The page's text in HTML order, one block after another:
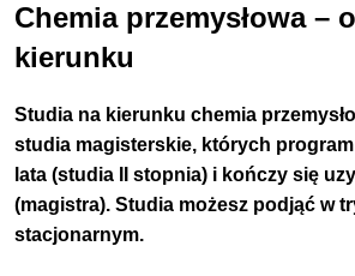
Chemia przemysłowa –
kierunku
Studia na kierunku chemia
studia magisterskie, których program
lata (studia II stopnia) i kończy się
(magistra). Studia możesz podjąć w
stacjonarnym.